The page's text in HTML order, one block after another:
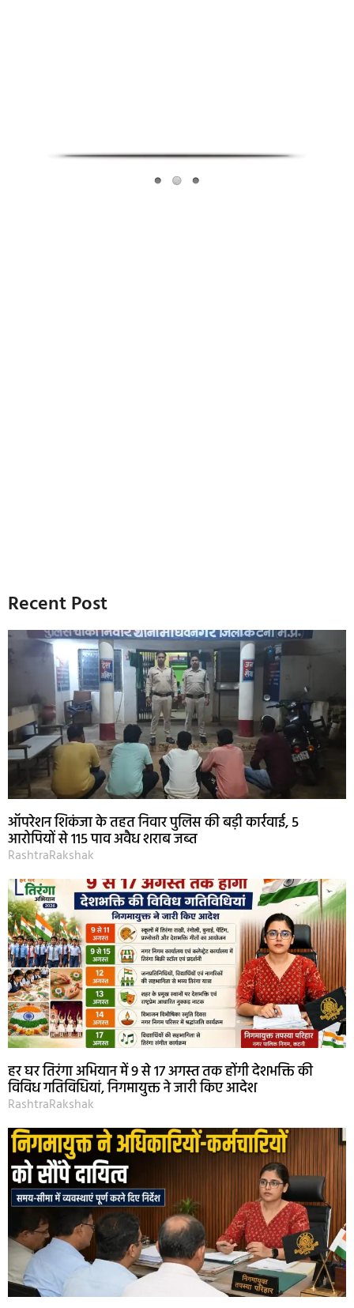
Recent Post
ऑपरेशन शिकंजा के तहत निवार पुलिस की बड़ी कार्रवाई, 5
आरोपियों से 115 पाव अवैध शराब जब्त
RashtraRakshak
हर घर तिरंगा अभियान में 9 से 17 अगस्त तक होंगी देशभक्ति की
विविध गतिविधियां, निगमायुक्त ने जारी किए आदेश
RashtraRakshak